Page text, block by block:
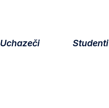
Uchazeči Studenti